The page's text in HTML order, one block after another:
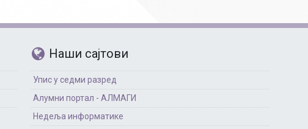
Наши сајтови
Упис у седми разред
Алумни портал - АЛМАГИ
Недеља информатике